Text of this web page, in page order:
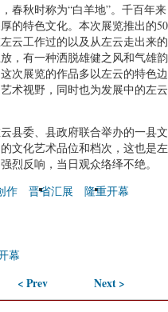
春秋时称为“白羊地”。千百年
的特色文化。本次展览推出的
云工作过的以及从左云走出来
，有一种洒脱雄健之风和气雄
次展览的作品多以左云的特色
术视野，同时也为发展中的左
县委、县政府联合举办的一县
文化艺术品位和档次，这也是
烈反响，当日观众络绎不绝。
作 晋省汇展 隆重开幕
幕
< Prev Next >